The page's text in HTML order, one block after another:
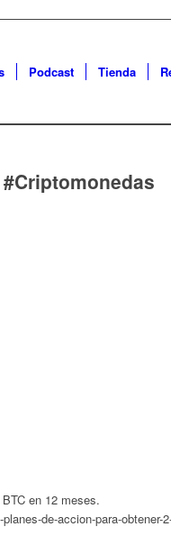
Podcast Tienda
en 12 meses.
de-accion-para-obtener-